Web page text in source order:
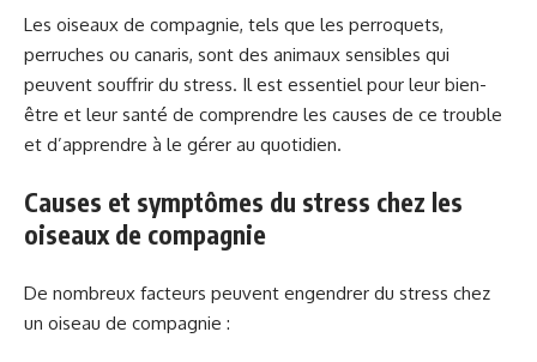
Les oiseaux de compagnie, tels que les perroquets,
perruches ou canaris, sont des animaux sensibles qui
peuvent souffrir du stress. Il est essentiel pour leur bien-
être et leur santé de comprendre les causes de ce trouble
et d’apprendre à le gérer au quotidien.
Causes et symptômes du stress chez les
oiseaux de compagnie
De nombreux facteurs peuvent engendrer du stress chez
un oiseau de compagnie :